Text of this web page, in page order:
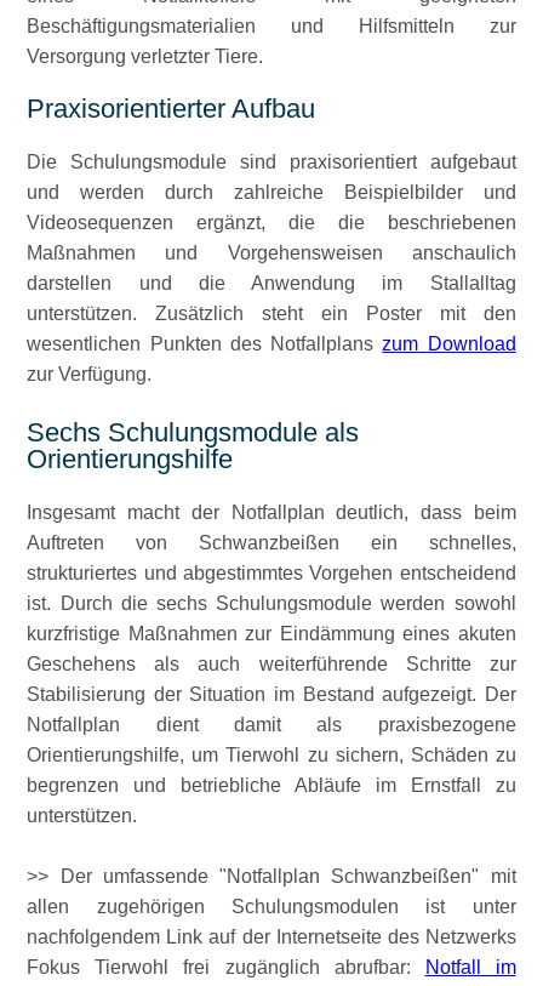
Beschäftigungsmaterialien und Hilfsmitteln zur
Versorgung verletzter Tiere.
Praxisorientierter Aufbau
Die Schulungsmodule sind praxisorientiert aufgebaut
und werden durch zahlreiche Beispielbilder und
Videosequenzen ergänzt, die die beschriebenen
Maßnahmen und Vorgehensweisen anschaulich
darstellen und die Anwendung im Stallalltag
unterstützen. Zusätzlich steht ein Poster mit den
wesentlichen Punkten des Notfallplanszum Download
zur Verfügung.
Sechs Schulungsmodule als
Orientierungshilfe
Insgesamt macht der Notfallplan deutlich, dass beim
Auftreten von Schwanzbeißen ein schnelles,
strukturiertes und abgestimmtes Vorgehen entscheidend
ist. Durch die sechs Schulungsmodule werden sowohl
kurzfristige Maßnahmen zur Eindämmung eines akuten
Geschehens als auch weiterführende Schritte zur
Stabilisierung der Situation im Bestand aufgezeigt. Der
Notfallplan dient damit als praxisbezogene
Orientierungshilfe, um Tierwohl zu sichern, Schäden zu
begrenzen und betriebliche Abläufe im Ernstfall zu
unterstützen.
>> Der umfassende Notfallplan Schwanzbeißen
mit
allen zugehörigen Schulungsmodulen ist unter
nachfolgendem Link auf der Internetseite des Netzwerks
Fokus Tierwohl frei zugänglich abrufbar:
Notfall im